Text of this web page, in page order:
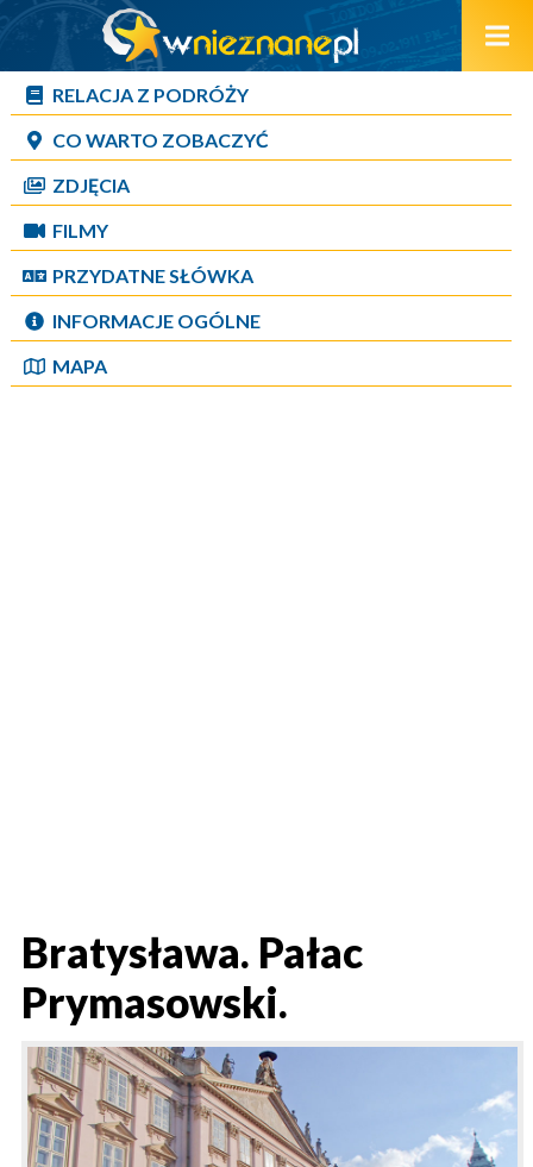
RELACJA Z PODRÓŻY
CO WARTO ZOBACZYĆ
ZDJĘCIA
FILMY
PRZYDATNE SŁÓWKA
INFORMACJE OGÓLNE
MAPA
Bratysława. Pałac
Prymasowski.